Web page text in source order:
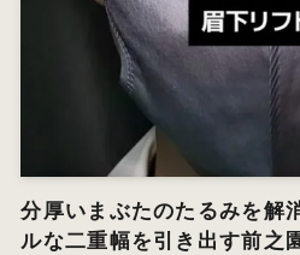
分厚いまぶたのたるみを解
ルな二重幅を引き出す前之